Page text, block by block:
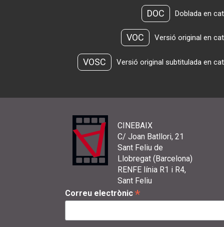
DOC Doblada en
VOC Versió original en
VOSC Versió original subtitulada en
CINEBAIX
C/ Joan Batllori, 21
Sant Feliu de
Llobregat (Barcelona)
RENFE línia R1 i R4,
Sant Feliu
Correu electrònic *